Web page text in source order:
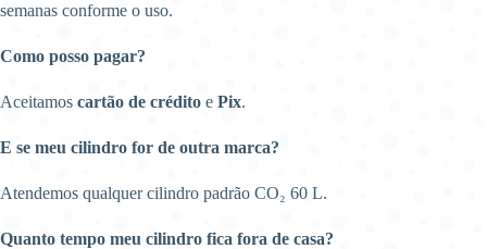
semanas conforme o uso.
Como posso pagar?
Aceitamos cartão de crédito e Pix.
E se meu cilindro for de outra marca?
Atendemos qualquer cilindro padrão CO₂ 60 L.
Quanto tempo meu cilindro fica fora de casa?